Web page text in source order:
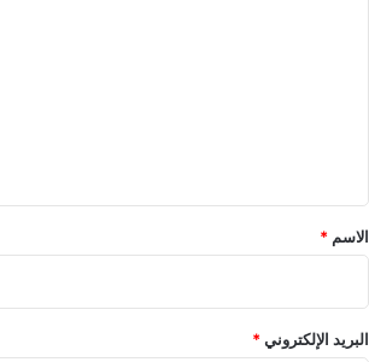
*
الاسم *
البريد الإلكتروني*